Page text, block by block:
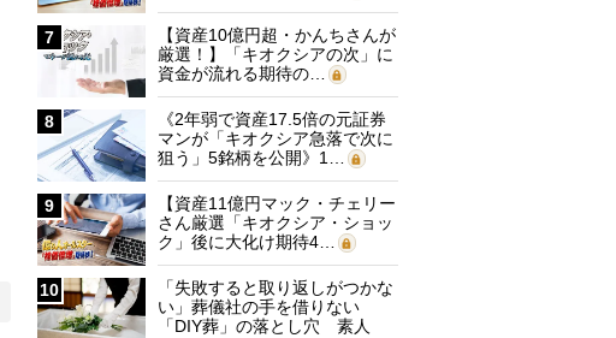
7
【資産10億円超・かんちさんが
厳選！】「キオクシアの次」に
資金が流れる期待の…
8
《2年弱で資産17.5倍の元証券
マンが「キオクシア急落で次に
狙う」5銘柄を公開》1…
9
【資産11億円マック・チェリー
さん厳選「キオクシア・ショッ
ク」後に大化け期待4…
10
「失敗すると取り返しがつかな
い」葬儀社の手を借りない
「DIY葬」の落とし穴 素人